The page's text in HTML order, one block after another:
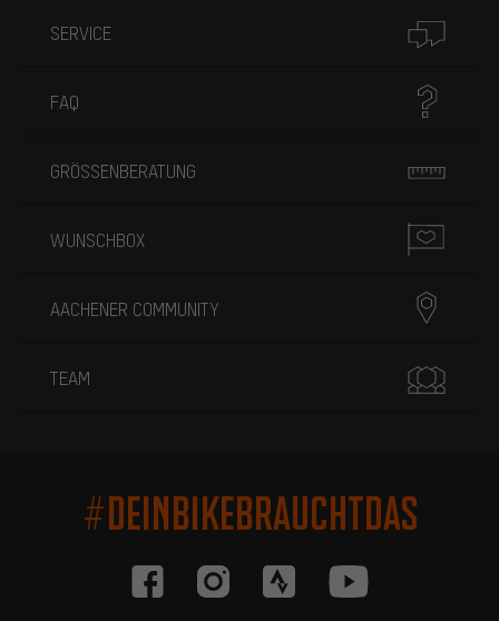
SERVICE
FAQ
GRÖSSENBERATUNG
WUNSCHBOX
AACHENER COMMUNITY
TEAM
#DEINBIKEBRAUCHTDAS